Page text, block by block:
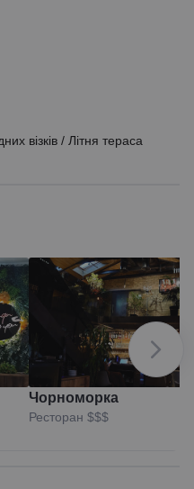
візків / Літня тераса
Чорноморка
Ресторан $$$